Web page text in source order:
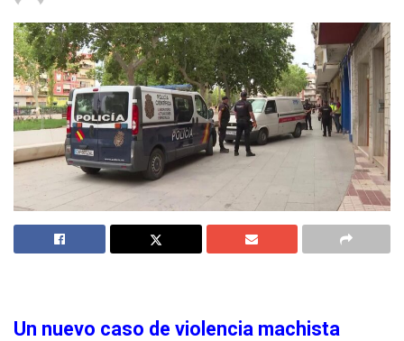
Un nuevo caso de violencia machista